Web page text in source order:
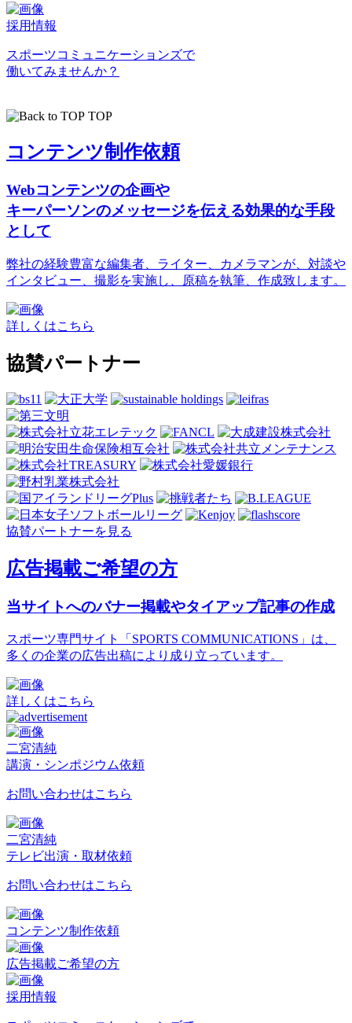
採用情報
スポーツコミュニケーションズで
働いてみませんか？
TOP
コンテンツ制作依頼
Webコンテンツの企画や
キーパーソンのメッセージを伝える効果的な手段
として
弊社の経験豊富な編集者、ライター、カメラマンが、対談や
インタビュー、撮影を実施し、原稿を執筆、作成致します。
詳しくはこちら
協賛パートナー
協賛パートナーを見る
広告掲載ご希望の方
当サイトへのバナー掲載やタイアップ記事の作成
スポーツ専門サイト「SPORTS COMMUNICATIONS」は、
多くの企業の広告出稿により成り立っています。
詳しくはこちら
二宮清純
講演・シンポジウム依頼
お問い合わせはこちら
二宮清純
テレビ出演・取材依頼
お問い合わせはこちら
コンテンツ制作依頼
広告掲載ご希望の方
採用情報